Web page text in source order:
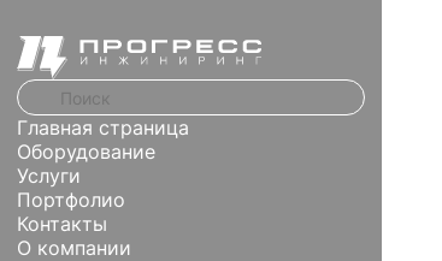
Главная страница
Оборудование
Услуги
Портфолио
Контакты
О компании